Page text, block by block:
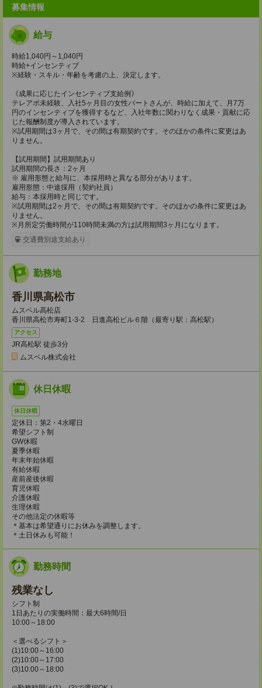
募集情報
給与
時給1,040円～1,040円
時給+インセンティブ
※経験・スキル・年齢を考慮の上、決定します。
《成果に応じたインセンティブ支給例》
テレアポ未経験、入社5ヶ月目の女性パートさんが、時給に加えて、月7万
円のインセンティブを獲得するなど、入社年数に関わりなく成果・貢献に応
じた報酬制度が導入されています。
※試用期間は3ヶ月で、その間は有期契約です。そのほかの条件に変更はあ
りません。
【試用期間】試用期間あり
試用期間の長さ：2ヶ月
※ 雇用形態と給与に、本採用時と異なる部分があります。
雇用形態：中途採用（契約社員）
給与：本採用時と同じです。
※試用期間は2ヶ月で、その間は有期契約です。そのほかの条件に変更はあ
りません。
※月所定労働時間が110時間未満の方は試用期間3ヶ月になります。
交通費別途支給あり
勤務地
香川県高松市
ムスベル高松店
香川県高松市寿町1-3-2 日進高松ビル６階（最寄り駅：高松駅）
アクセス
JR高松駅 徒歩3分
ムスベル株式会社
休日休暇
休日休暇
定休日：第2・4水曜日
希望シフト制
GW休暇
夏季休暇
年末年始休暇
有給休暇
産前産後休暇
育児休暇
介護休暇
生理休暇
その他法定の休暇等
＊基本は希望通りにお休みを調整します。
＊土日休みも可能！
勤務時間
残業なし
シフト制
1日あたりの実働時間：最大6時間/日
10:00～18:00
＜選べるシフト＞
(1)10:00～16:00
(2)10:00～17:00
(3)10:00～18:00